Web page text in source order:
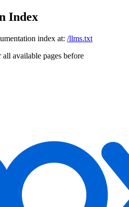
Index
index at: /llms.txt
available pages before